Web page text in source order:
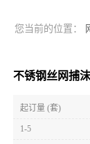
您当前的位置：
不锈钢丝网捕
起订量 (套)
1-5